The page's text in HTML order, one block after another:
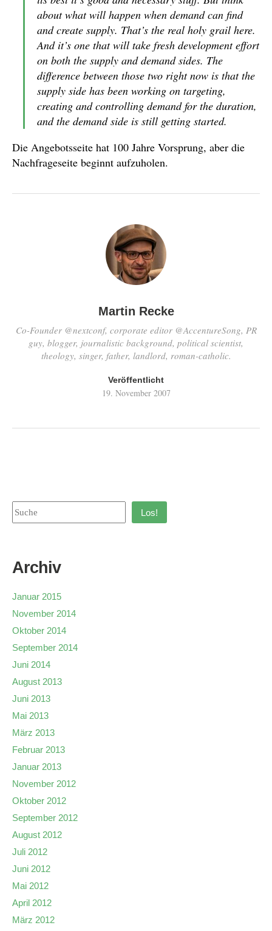
about what will happen when demand can find
and create supply. That’s the real holy grail here.
And it’s one that will take fresh development effort
on both the supply and demand sides. The
difference between those two right now is that the
supply side has been working on targeting,
creating and controlling demand for the duration,
and the demand side is still getting started.
Die Angebotsseite hat 100 Jahre Vorsprung, aber die
Nachfrageseite beginnt aufzuholen.
Martin Recke
Co-Founder @nextconf, corporate editor @AccentureSong, PR
guy, blogger, journalistic background, political scientist,
theology, singer, father, landlord, roman-catholic.
Veröffentlicht
19. November 2007
Los!
Archiv
Januar 2015
November 2014
Oktober 2014
September 2014
Juni 2014
August 2013
Juni 2013
Mai 2013
März 2013
Februar 2013
Januar 2013
November 2012
Oktober 2012
September 2012
August 2012
Juli 2012
Juni 2012
Mai 2012
April 2012
März 2012